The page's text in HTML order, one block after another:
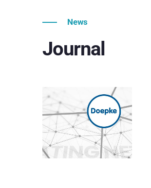
News
Journal